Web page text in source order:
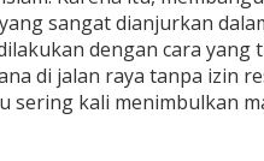
sangat dianjurkan
dengan cara yang
di jalan raya tanpa izin
sering kali menimbulkan